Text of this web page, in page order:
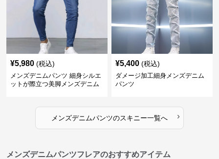
¥5,980 (税込)
メンズデニムパンツ 細身シルエ
ットが際立つ美脚メンズデニム
¥5,400 (税込)
ダメージ加工細身メンズデニム
パンツ
メンズデニムパンツのスキニー一覧へ ›
メンズデニムパンツフレアのおすすめアイテム